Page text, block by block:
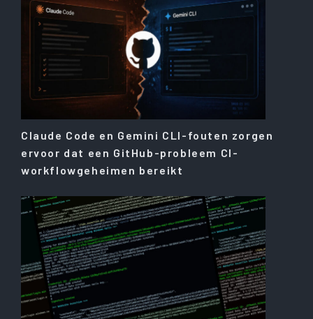
Claude Code en Gemini CLI-fouten zorgen
ervoor dat een GitHub-probleem CI-
workflowgeheimen bereikt